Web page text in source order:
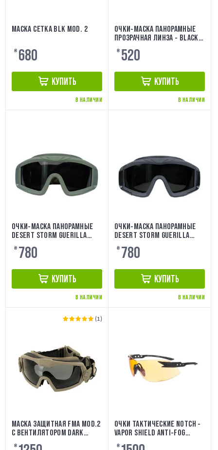
МАСКА СЕТКА BLK MOD. 2
₴ 680
КУПИТЬ
В НАЛИЧИИ
ОЧКИ-МАСКА ПАНОРАМНЫЕ
ПРОЗРАЧНАЯ ЛИНЗА - BLACK
[PJ]
₴ 520
КУПИТЬ
В НАЛИЧИИ
ОЧКИ-МАСКА ПАНОРАМНЫЕ
DESERT STORM GUERILLA
TACTICAL OLIVA
₴ 780
КУПИТЬ
В НАЛИЧИИ
ОЧКИ-МАСКА ПАНОРАМНЫЕ
DESERT STORM GUERILLA
TACTICAL BLACK
₴ 780
КУПИТЬ
В НАЛИЧИИ
(1)
МАСКА ЗАЩИТНАЯ FMA MOD.2
С ВЕНТИЛЯТОРОМ DARK
EARTH
₴
ОЧКИ ТАКТИЧЕСКИЕ NOTCH -
VAPOR SHIELD ANTI-FOG
TIGER'S EYE EDGE EYEWEAR
₴